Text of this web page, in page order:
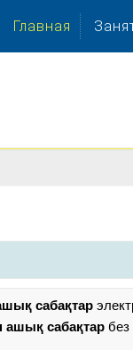
Главная
сабақтар
ашық сабақтар без